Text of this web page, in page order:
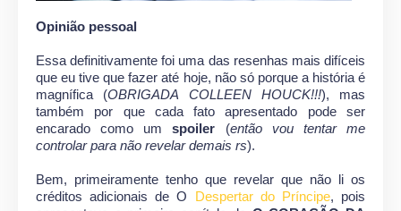
Opinião pessoal
Essa definitivamente foi uma das resenhas mais difíceis
que eu tive que fazer até hoje, não só porque a história é
magnífica (OBRIGADA COLLEEN HOUCK!!!), mas
também por que cada fato apresentado pode ser
encarado como umspoiler (então vou tentar me
controlar para não revelar demais rs).
Bem, primeiramente tenho que revelar que não li os
créditos adicionais de O Despertar do Príncipe, pois